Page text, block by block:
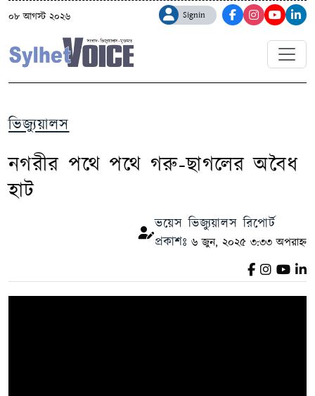
০৮ আগস্ট ২০২৬ Signin
ভিজ্যুয়ালস
নগরীর পথে পথে গরু-ছাগলের অবৈধ
হাট
ভয়েস ভিজ্যুয়ালস রিপোর্ট
প্রকাশঃ ৬ জুন, ২০২৫ ৩:৩৩ অপরাহ্ন